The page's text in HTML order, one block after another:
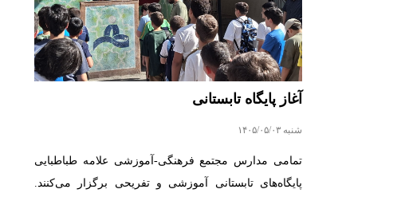
آغاز پایگاه تابستانی
شنبه ۱۴۰۵/۰۵/۰۳
تمامی مدارس مجتمع فرهنگی-آموزشی علامه طباطبایی
پایگاه‌های تابستانی آموزشی و تفریحی برگزار می‌کنند.